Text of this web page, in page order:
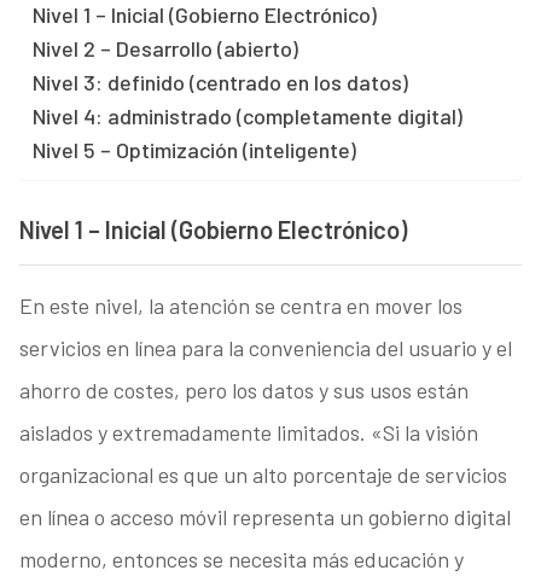
Nivel 1 – Inicial (Gobierno Electrónico)
Nivel 2 – Desarrollo (abierto)
Nivel 3: definido (centrado en los datos)
Nivel 4: administrado (completamente digital)
Nivel 5 – Optimización (inteligente)
Nivel 1 – Inicial (Gobierno Electrónico)
En este nivel, la atención se centra en mover los
servicios en línea para la conveniencia del usuario y el
ahorro de costes, pero los datos y sus usos están
aislados y extremadamente limitados. «Si la visión
organizacional es que un alto porcentaje de servicios
en línea o acceso móvil representa un gobierno digital
moderno, entonces se necesita más educación y